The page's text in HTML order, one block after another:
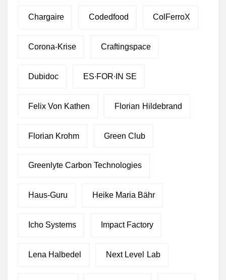
Chargaire Codedfood ColFerroX
Corona-Krise Craftingspace
Dubidoc ES∙FOR∙IN SE
Felix Von Kathen Florian Hildebrand
Florian Krohm Green Club
Greenlyte Carbon Technologies
Haus-Guru Heike Maria Bähr
Icho Systems Impact Factory
Lena Halbedel Next Level Lab